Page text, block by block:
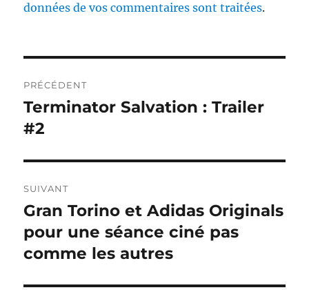
données de vos commentaires sont traitées.
de
l’article
PRÉCÉDENT
Publication
précédente :
Terminator Salvation : Trailer
#2
SUIVANT
Publication
suivante :
Gran Torino et Adidas Originals
pour une séance ciné pas
comme les autres